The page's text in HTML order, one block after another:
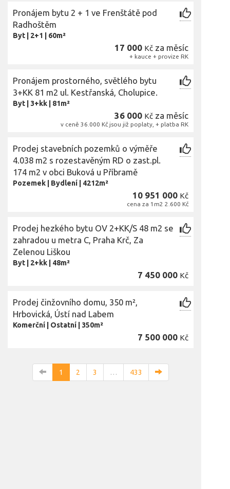
Pronájem bytu 2 + 1 ve Frenštátě pod
Radhoštěm
Byt 2+1 60m²
17 000 Kč za měsíc
+ kauce + provize RK
Pronájem prostorného, světlého bytu
3+KK 81 m2 ul. Kestřanská, Cholupice.
Byt 3+kk 81m²
36 000 Kč za měsíc
v ceně 36.000 Kč jsou již poplaty, + platba RK
Prodej stavebních pozemků o výměře
4.038 m2 s rozestavěným RD o zast.pl.
174 m2 v obci Buková u Příbramě
Pozemek Bydlení 4212m²
10 951 000 Kč
cena za 1m2 2.600 Kč
Prodej hezkého bytu OV 2+KK/S 48 m2 se
zahradou u metra C, Praha Krč, Za
Zelenou Liškou
Byt 2+kk 48m²
7 450 000 Kč
Prodej činžovního domu, 350 m²,
Hrbovická, Ústí nad Labem
Komerční Ostatní 350m²
7 500 000 Kč
1 2 3 … 433